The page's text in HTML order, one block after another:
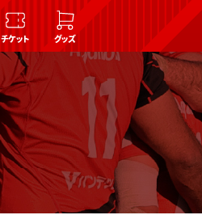
チケット グッズ